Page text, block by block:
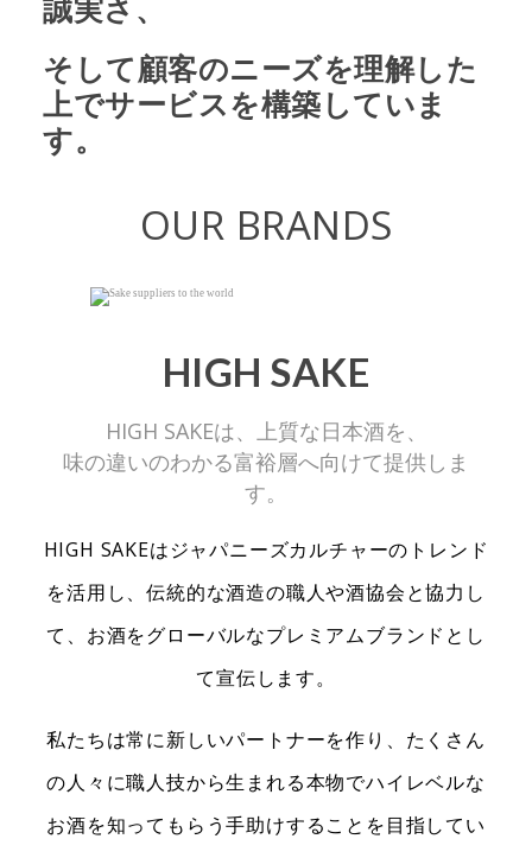
そして顧客のニーズを理解した
上でサービスを構築していま
す。
OUR BRANDS
HIGH SAKE
HIGH SAKEは、上質な日本酒を、
味の違いのわかる富裕層へ向けて提供しま
す。
HIGH SAKEはジャパニーズカルチャーのトレンド
を活用し、伝統的な酒造の職人や酒協会と協力し
て、お酒をグローバルなプレミアムブランドとし
て宣伝します。
私たちは常に新しいパートナーを作り、たくさん
の人々に職人技から生まれる本物でハイレベルな
お酒を知ってもらう手助けすることを目指してい